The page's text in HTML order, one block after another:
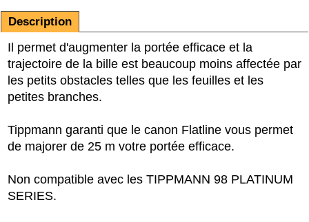
Description
Il permet d'augmenter la portée efficace et la
trajectoire de la bille est beaucoup moins affectée par
les petits obstacles telles que les feuilles et les
petites branches.
Tippmann garanti que le canon Flatline vous permet
de majorer de 25 m votre portée efficace.
Non compatible avec les TIPPMANN 98 PLATINUM
SERIES.